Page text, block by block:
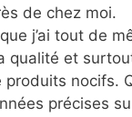
de chez moi.
j’ai tout de
qualité et
produits nocifs.
précises